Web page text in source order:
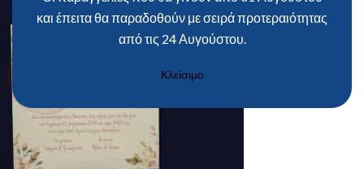
και έπειτα θα παραδοθούν με σειρά προτεραιότητας
από τις 24 Αυγούστου.
Κλείσιμο